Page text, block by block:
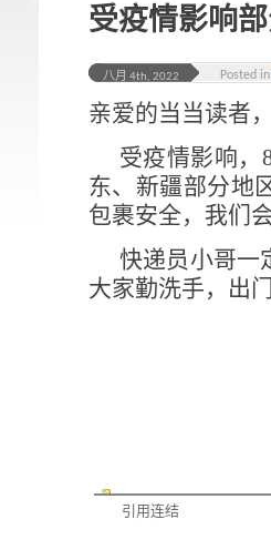
受疫情影响
八月 4th, 2022 Posted in
亲爱的当当读者，
受疫情影响，
东、新疆部分地
包裹安全，我们
快递员小哥一
大家勤洗手，出
引用连结